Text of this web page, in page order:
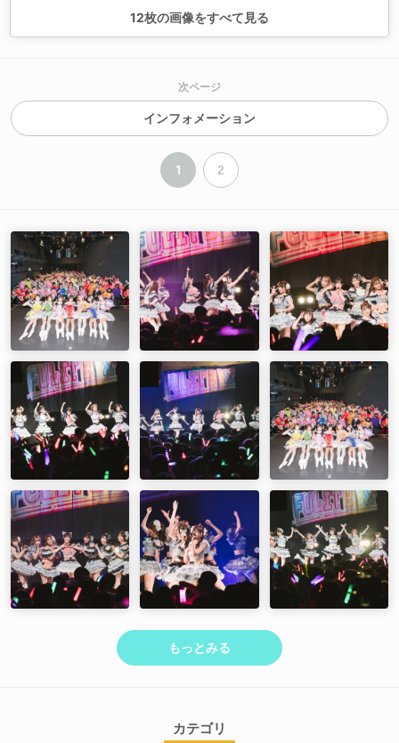
12枚の画像をすべて見る
次ページ
インフォメーション
1 2
もっとみる
カテゴリ